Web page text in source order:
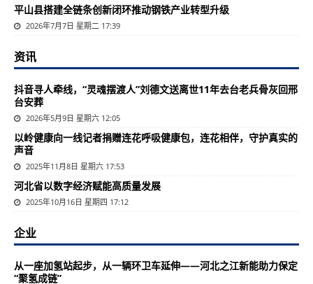
平山县搭建全链条创新闭环推动钢铁产业转型升级
2026年7月7日 星期二 17:39
资讯
抖音寻人牵线，“灵魂摆渡人”刘德文送离世11年去台老兵骨灰回邢
台安葬
2026年5月9日 星期六 12:05
以岭健康向一线记者捐赠连花呼吸健康包，连花相伴，守护真实的
声音
2025年11月8日 星期六 17:53
河北省以数字经济赋能高质量发展
2025年10月16日 星期四 17:12
企业
从一座加氢站起步，从一辆环卫车延伸——河北之江新能助力保定
“聚氢成链”